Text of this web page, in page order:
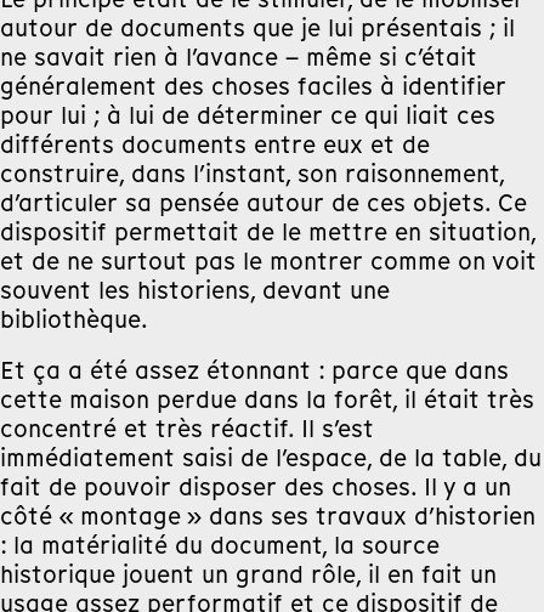
autour de documents que je lui présentais ; il
ne savait rien à l’avance – même si c’était
généralement des choses faciles à identifier
pour lui ; à lui de déterminer ce qui liait ces
différents documents entre eux et de
construire, dans l’instant, son raisonnement,
d’articuler sa pensée autour de ces objets. Ce
dispositif permettait de le mettre en situation,
et de ne surtout pas le montrer comme on voit
souvent les historiens, devant une
bibliothèque.
Et ça a été assez étonnant : parce que dans
cette maison perdue dans la forêt, il était très
concentré et très réactif. Il s’est
immédiatement saisi de l’espace, de la table, du
fait de pouvoir disposer des choses. Il y a un
côté « montage » dans ses travaux d’historien
: la matérialité du document, la source
historique jouent un grand rôle, il en fait un
usage assez performatif et ce dispositif de